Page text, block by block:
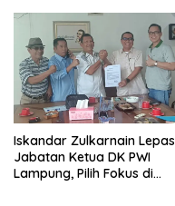
Iskandar Zulkarnain Lepas
Jabatan Ketua DK PWI
Lampung, Pilih Fokus di